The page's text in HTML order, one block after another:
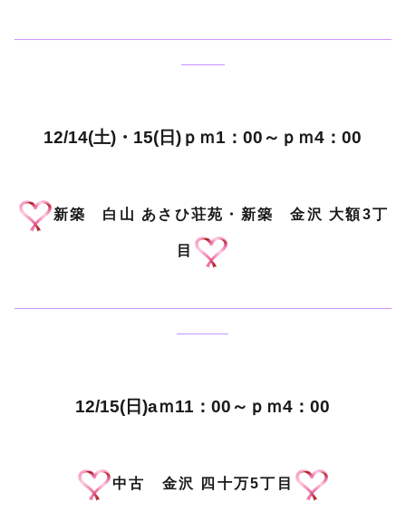
——————————————————————————
———
12/14(土)・15(日)ｐｍ1：00～ｐｍ4：00
新築 白山 あさひ荘苑・新築 金沢 大額3丁
目
——————————————————————————
———–
12/15(日)aｍ11：00～ｐｍ4：00
中古 金沢 四十万5丁目